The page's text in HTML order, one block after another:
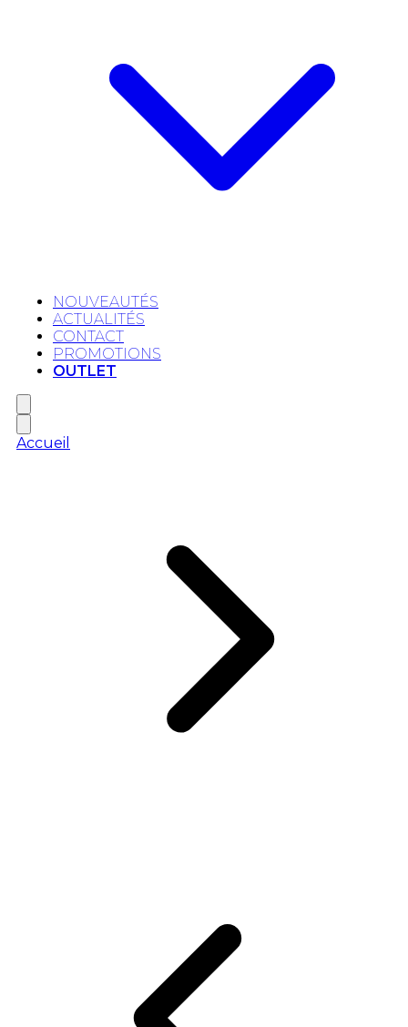
NOUVEAUTÉS
ACTUALITÉS
CONTACT
PROMOTIONS
OUTLET
Accueil